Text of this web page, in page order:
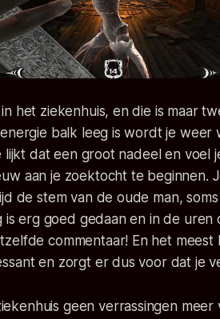
het ziekenhuis, en die is maar
balk leeg is wordt je weer
lijkt dat een groot nadeel en voel
aan je zoektocht te beginnen.
de stem van de oude man,
is erg goed gedaan en in de
commentaar! En het meest
en zorgt er dus voor dat je
geen verrassingen